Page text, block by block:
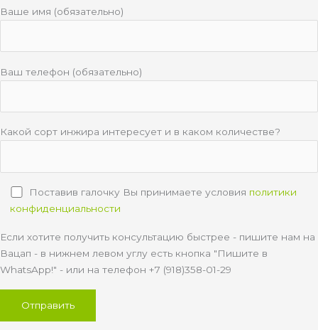
Ваше имя (обязательно)
Ваш телефон (обязательно)
Какой сорт инжира интересует и в каком количестве?
Поставив галочку Вы принимаете условия политики
конфиденциальности
Если хотите получить консультацию быстрее - пишите нам на
Вацап - в нижнем левом углу есть кнопка "Пишите в
WhatsApp!" - или на телефон +7 (918)358-01-29